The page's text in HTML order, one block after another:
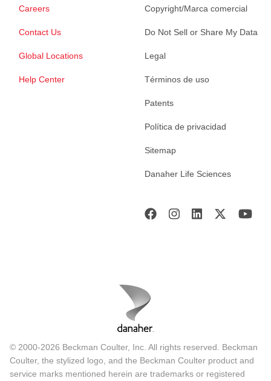
Careers
Contact Us
Global Locations
Help Center
Copyright/Marca comercial
Do Not Sell or Share My Data
Legal
Términos de uso
Patents
Política de privacidad
Sitemap
Danaher Life Sciences
© 2000-2026 Beckman Coulter, Inc. All rights reserved. Beckman
Coulter, the stylized logo, and the Beckman Coulter product and
service marks mentioned herein are trademarks or registered